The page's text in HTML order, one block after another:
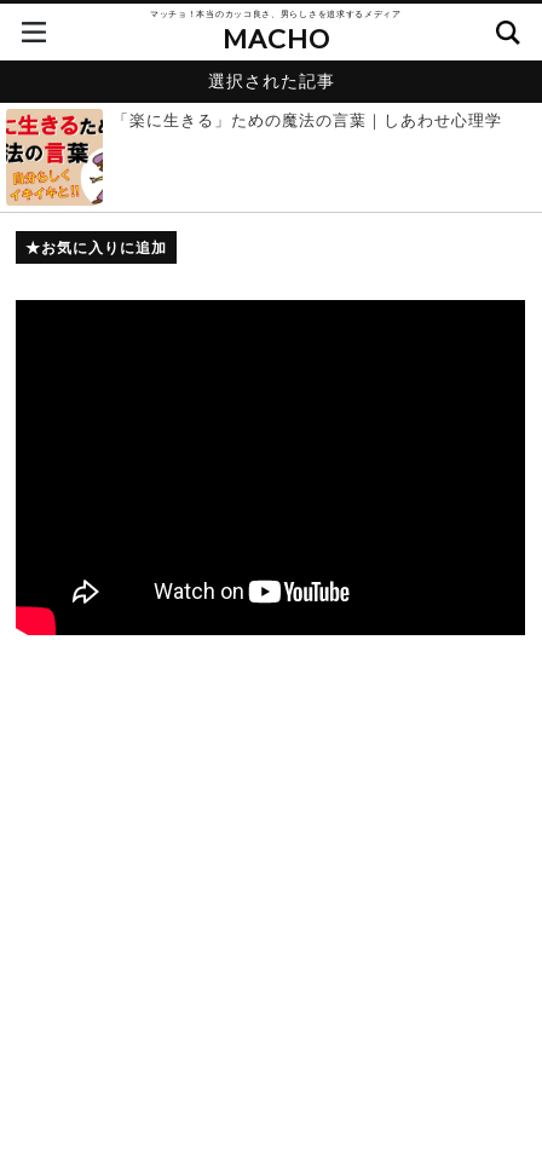
マッチョ！本当のカッコ良さ、男らしさを追求するメディア
MACHO
選択された記事
「楽に生きる」ための魔法の言葉｜しあわせ心理学
お気に入りに追加